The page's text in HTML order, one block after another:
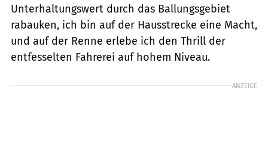
Unterhaltungswert durch das Ballungsgebiet
rabauken, ich bin auf der Hausstrecke eine Macht,
und auf der Renne erlebe ich den Thrill der
entfesselten Fahrerei auf hohem Niveau.
ANZEIGE